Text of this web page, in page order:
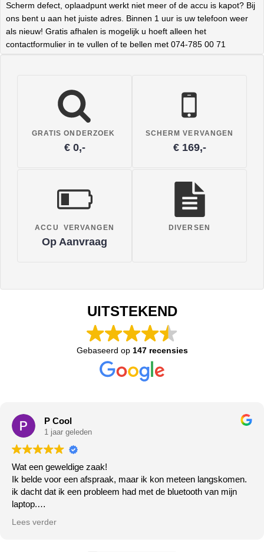
Scherm defect, oplaadpunt werkt niet meer of de accu is kapot? Bij
ons bent u aan het juiste adres. Binnen 1 uur is uw telefoon weer
als nieuw! Gratis afhalen is mogelijk u hoeft alleen het
contactformulier in te vullen of te bellen met 074-785 00 71
GRATIS ONDERZOEK
€ 0,-
SCHERM VERVANGEN
€ 169,-
ACCU VERVANGEN
Op Aanvraag
DIVERSEN
UITSTEKEND
Gebaseerd op 147 recensies
P Cool
1 jaar geleden
Wat een geweldige zaak!
Ik belde voor een afspraak, maar ik kon meteen langskomen.
ik dacht dat ik een probleem had met de bluetooth van mijn
laptop.
Het deed het gewoon niet meer, de zeer vriendelijke meneer
Lees verder